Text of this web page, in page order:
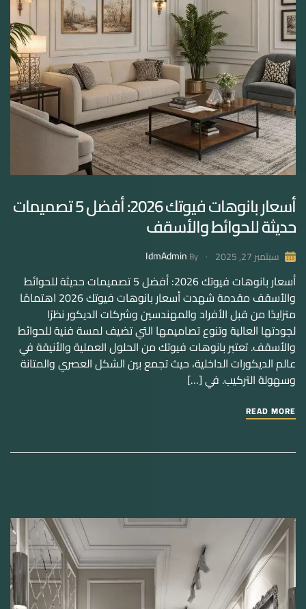
أسعار بانوهات فيوتك 2026: أفضل 5 تصميمات
حديثة للحوائط والأسقف
سبتمبر 27, 2025 By
IdmAdmin
أسعار بانوهات فيوتك 2026: أفضل 5 تصميمات حديثة للحوائط
والأسقف مقدمة شهدت أسعار بانوهات فيوتك 2026 اهتمامًا
متزايدًا من قبل الأفراد والمهندسين وشركات الديكور نظرًا
لجودتها العالية وتنوع تصاميمها التي تضيف لمسة فنية للحوائط
والأسقف. تعتبر بانوهات فيوتك من الحلول العملية والأنيقة في
عالم الديكورات الداخلية، حيث تجمع بين الشكل العصري والمتانة
وسهولة التركيب. في […]
READ MORE